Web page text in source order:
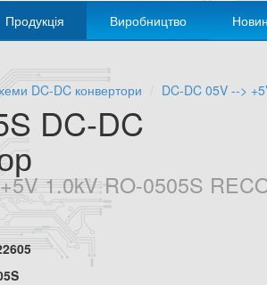
Продукція Виробництво
DC-DC конвертори DC-DC 05V -->
DC-DC
1.0kV RO-0505S